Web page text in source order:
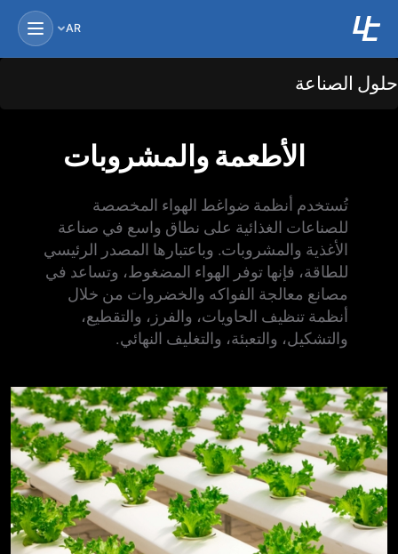
AR
الصناعة
الأطعمة والمشروبات
تُستخدم أنظمة ضواغط الهواء المخصصة
للصناعات الغذائية على نطاق واسع في صناعة
الأغذية والمشروبات. وباعتبارها المصدر الرئيسي
للطاقة، فإنها توفر الهواء المضغوط، وتساعد في
مصانع معالجة الفواكه والخضروات من خلال
أنظمة تنظيف الحاويات، والفرز، والتقطيع،
والتشكيل، والتعبئة، والتغليف النهائي.